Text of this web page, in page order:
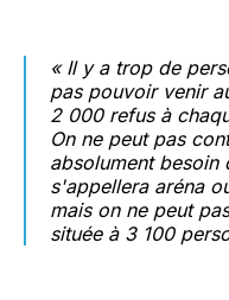
« Il y a trop de
pas pouvoir venir
2 000 refus à
On ne peut pas
absolument besoin
s'appellera aréna
mais on ne peut
située à 3 100